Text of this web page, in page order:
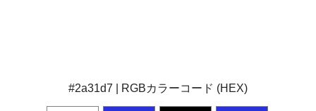
#2a31d7 | RGBカラーコード (HEX)